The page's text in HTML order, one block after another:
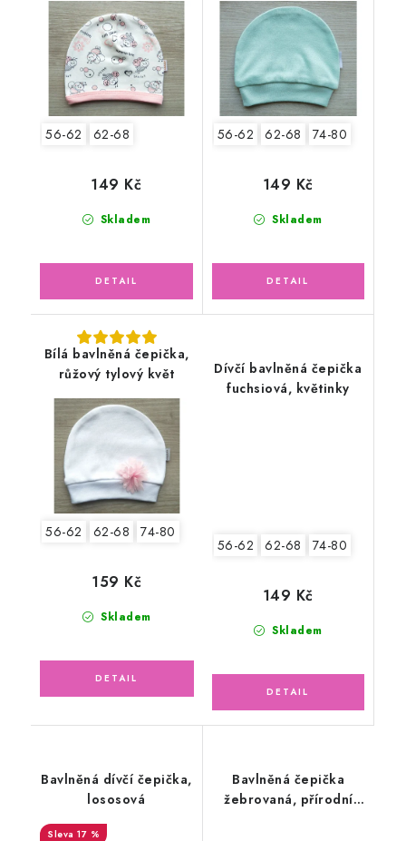
56-62 62-68
Skladem
149 Kč
56-62 62-68 74-80
Skladem
149 Kč
Bílá bavlněná čepička,
růžový tylový květ
56-62 62-68 74-80
Skladem
159 Kč
Dívčí bavlněná čepička
fuchsiová, květinky
56-62 62-68 74-80
Skladem
149 Kč
Bavlněná dívčí čepička,
lososová
17 %
Bavlněná čepička
žebrovaná, přírodní